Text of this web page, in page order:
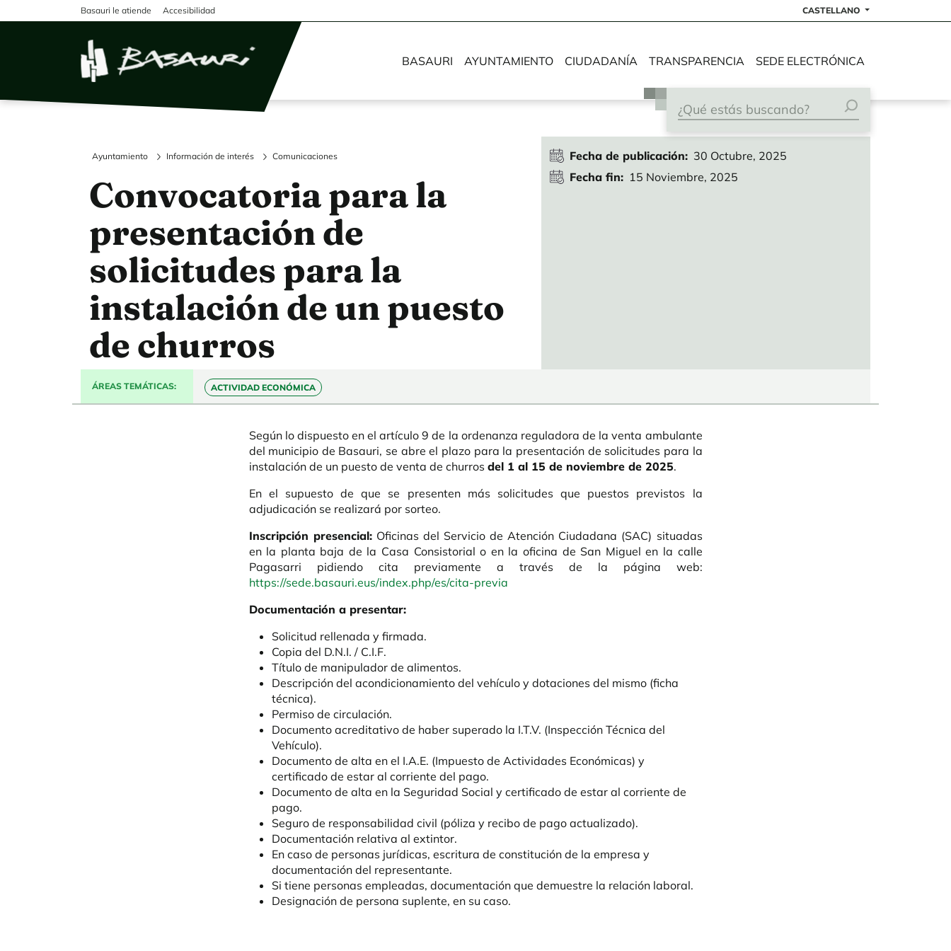
Pasar al contenido principal
Basauri le atiende Accesibilidad CASTELLANO
BASAURI AYUNTAMIENTO CIUDADANÍA TRANSPARENCIA SEDE ELECTRÓNICA
Ayuntamiento Información de interés Comunicaciones
Convocatoria para la
presentación de
solicitudes para la
instalación de un puesto
de churros
Fecha de publicación
30 Octubre, 2025
Fecha fin
15 Noviembre, 2025
ÁREAS TEMÁTICAS ACTIVIDAD ECONÓMICA
Según lo dispuesto en el artículo 9 de la ordenanza reguladora de la venta ambulante
del municipio de Basauri, se abre el plazo para la presentación de solicitudes para la
instalación de un puesto de venta de churros del 1 al 15 de noviembre de 2025.
En el supuesto de que se presenten más solicitudes que puestos previstos la
adjudicación se realizará por sorteo.
Inscripción presencial:Oficinas del Servicio de Atención Ciudadana (SAC) situadas
en la planta baja de la Casa Consistorial o en la oficina de San Miguel en la calle
Pagasarri pidiendo cita previamente a través de la página web:
https://sede.basauri.eus/index.php/es/cita-previa
Documentación a presentar:
Solicitud rellenada y firmada.
Copia del D.N.I. / C.I.F.
Título de manipulador de alimentos.
Descripción del acondicionamiento del vehículo y dotaciones del mismo (ficha
técnica).
Permiso de circulación.
Documento acreditativo de haber superado la I.T.V. (Inspección Técnica del
Vehículo).
Documento de alta en el I.A.E. (Impuesto de Actividades Económicas) y
certificado de estar al corriente del pago.
Documento de alta en la Seguridad Social y certificado de estar al corriente de
pago.
Seguro de responsabilidad civil (póliza y recibo de pago actualizado).
Documentación relativa al extintor.
En caso de personas jurídicas, escritura de constitución de la empresa y
documentación del representante.
Si tiene personas empleadas, documentación que demuestre la relación laboral.
Designación de persona suplente, en su caso.